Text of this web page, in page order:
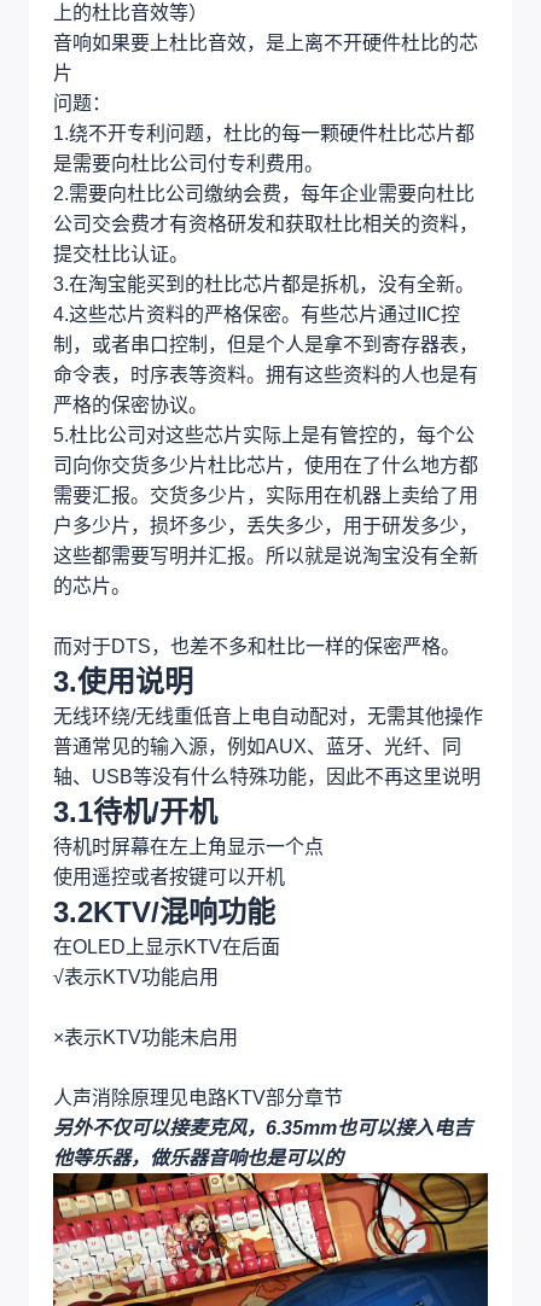
上的杜比音效等）
音响如果要上杜比音效，是上离不开硬件杜比的芯
片
问题：
1.绕不开专利问题，杜比的每一颗硬件杜比芯片都
是需要向杜比公司付专利费用。
2.需要向杜比公司缴纳会费，每年企业需要向杜比
公司交会费才有资格研发和获取杜比相关的资料，
提交杜比认证。
3.在淘宝能买到的杜比芯片都是拆机，没有全新。
4.这些芯片资料的严格保密。有些芯片通过IIC控
制，或者串口控制，但是个人是拿不到寄存器表，
命令表，时序表等资料。拥有这些资料的人也是有
严格的保密协议。
5.杜比公司对这些芯片实际上是有管控的，每个公
司向你交货多少片杜比芯片，使用在了什么地方都
需要汇报。交货多少片，实际用在机器上卖给了用
户多少片，损坏多少，丢失多少，用于研发多少，
这些都需要写明并汇报。所以就是说淘宝没有全新
的芯片。
而对于DTS，也差不多和杜比一样的保密严格。
3.使用说明
无线环绕/无线重低音上电自动配对，无需其他操作
普通常见的输入源，例如AUX、蓝牙、光纤、同
轴、USB等没有什么特殊功能，因此不再这里说明
3.1待机/开机
待机时屏幕在左上角显示一个点
使用遥控或者按键可以开机
3.2KTV/混响功能
在OLED上显示KTV在后面
√表示KTV功能启用
×表示KTV功能未启用
人声消除原理见电路KTV部分章节
另外不仅可以接麦克风，6.35mm也可以接入电吉
他等乐器，做乐器音响也是可以的